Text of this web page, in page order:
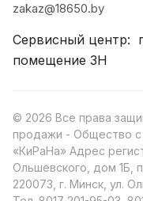
zakaz@18650.by
Сервисный центр:
помещение 3Н
© 2026 Все права
продажи - Общество с
«КиРаНа» Адрес
Ольшевского, дом 1Б,
220073, г. Минск, ул.